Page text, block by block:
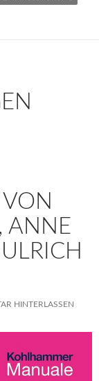
ANNE
HINTERLASSEN